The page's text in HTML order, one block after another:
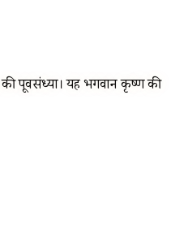
की पूर्वसंध्या। यह भगवान कृष्ण की